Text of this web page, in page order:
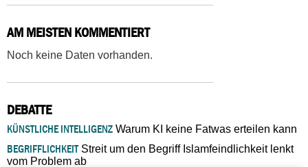
AM MEISTEN KOMMENTIERT
Noch keine Daten vorhanden.
DEBATTE
KÜNSTLICHE INTELLIGENZ Warum KI keine Fatwas erteilen kann
BEGRIFFLICHKEITStreit um den Begriff Islamfeindlichkeit lenkt
vom Problem ab